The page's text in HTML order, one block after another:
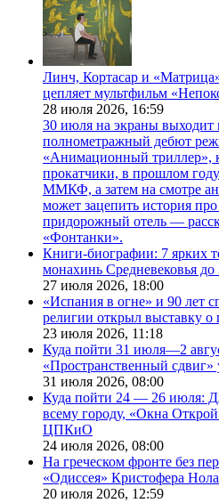
Линч, Кортасар и
цепляет мультфильм
28 июля 2026, 16:59
30 июля на экраны
полнометражный дебют
«Анимационный триллер»,
прокатчики, в прошлом
ММКФ, а затем на смотре
может зацепить история
придорожный отель —
«Фонтанки».
Книги-биографии: 7 ярких
монахинь Средневековья
27 июля 2026, 18:00
«Испания в огне» и 90 лет
религии открыл выставку о
23 июля 2026, 11:18
Куда пойти 31 июля—2
«Пространственный
31 июля 2026, 08:00
Куда пойти 24 — 26 июля:
всему городу, «Окна
ЦПКиО
24 июля 2026, 08:00
На греческом фронте без
«Одиссея» Кристофера
20 июля 2026, 12:59